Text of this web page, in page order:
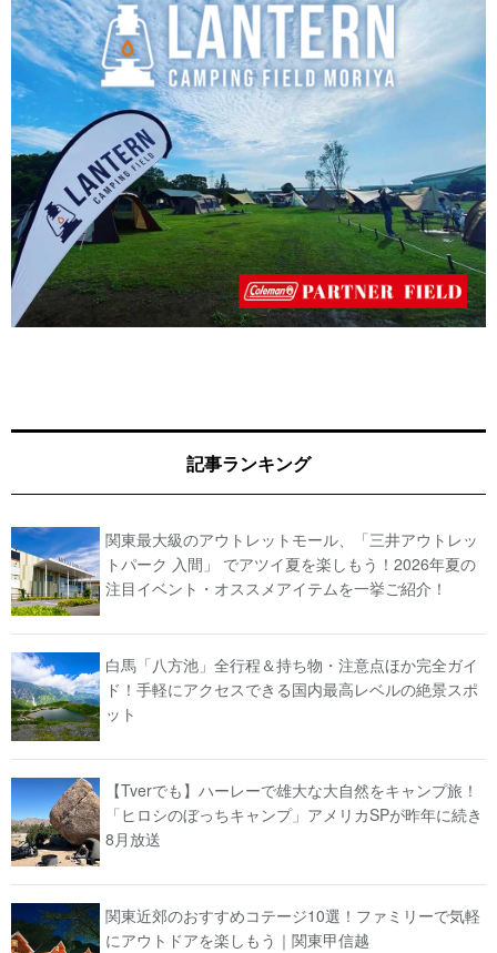
記事ランキング
関東最大級のアウトレットモール、「三井アウトレッ
トパーク 入間」 でアツイ夏を楽しもう！2026年夏の
注目イベント・オススメアイテムを一挙ご紹介！
白馬「八方池」全行程＆持ち物・注意点ほか完全ガイ
ド！手軽にアクセスできる国内最高レベルの絶景スポ
ット
【Tverでも】ハーレーで雄大な大自然をキャンプ旅！
「ヒロシのぼっちキャンプ」アメリカSPが昨年に続き
8月放送
関東近郊のおすすめコテージ10選！ファミリーで気軽
にアウトドアを楽しもう｜関東甲信越